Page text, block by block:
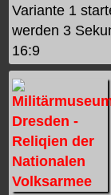
Variante 1
werden 3
16:9